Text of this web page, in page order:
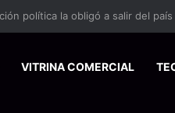
VITRINA COMERCIAL